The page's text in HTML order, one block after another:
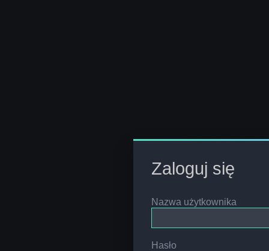
Zaloguj się
Nazwa użytkownika
Hasło